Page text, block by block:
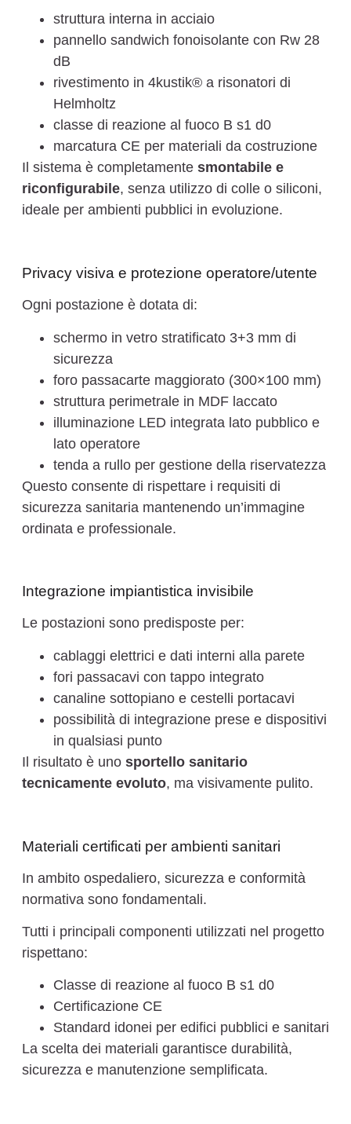
struttura interna in acciaio
pannello sandwich fonoisolante con Rw 28
dB
rivestimento in 4kustik® a risonatori di
Helmholtz
classe di reazione al fuoco B s1 d0
marcatura CE per materiali da costruzione
Il sistema è completamente smontabile e
riconfigurabile, senza utilizzo di colle o siliconi,
ideale per ambienti pubblici in evoluzione.
Privacy visiva e protezione operatore/utente
Ogni postazione è dotata di:
schermo in vetro stratificato 3+3 mm di
sicurezza
foro passacarte maggiorato (300×100 mm)
struttura perimetrale in MDF laccato
illuminazione LED integrata lato pubblico e
lato operatore
tenda a rullo per gestione della riservatezza
Questo consente di rispettare i requisiti di
sicurezza sanitaria mantenendo un’immagine
ordinata e professionale.
Integrazione impiantistica invisibile
Le postazioni sono predisposte per:
cablaggi elettrici e dati interni alla parete
fori passacavi con tappo integrato
canaline sottopiano e cestelli portacavi
possibilità di integrazione prese e dispositivi
in qualsiasi punto
Il risultato è uno sportello sanitario
tecnicamente evoluto, ma visivamente pulito.
Materiali certificati per ambienti sanitari
In ambito ospedaliero, sicurezza e conformità
normativa sono fondamentali.
Tutti i principali componenti utilizzati nel progetto
rispettano:
Classe di reazione al fuoco B s1 d0
Certificazione CE
Standard idonei per edifici pubblici e sanitari
La scelta dei materiali garantisce durabilità,
sicurezza e manutenzione semplificata.